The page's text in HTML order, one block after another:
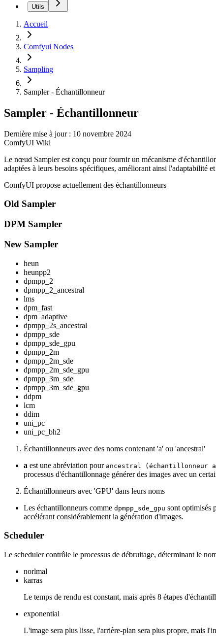
Utils
Accueil
Comfyui Nodes
Sampling
Sampler - Échantillonneur
Sampler - Échantillonneur
Dernière mise à jour : 10 novembre 2024
ComfyUI Wiki
Le nœud Sampler est conçu pour fournir un mécanisme
adaptées à leurs besoins spécifiques, améliorant ainsi l'adaptabilité
ComfyUI propose actuellement des échantillonneurs
Old Sampler
DPM Sampler
New Sampler
heun
heunpp2
dpmpp_2
dpmpp_2_ancestral
lms
dpm_fast
dpm_adaptive
dpmpp_2s_ancestral
dpmpp_sde
dpmpp_sde_gpu
dpmpp_2m
dpmpp_2m_sde
dpmpp_2m_sde_gpu
dpmpp_3m_sde
dpmpp_3m_sde_gpu
ddpm
lcm
ddim
uni_pc
uni_pc_bh2
Échantillonneurs avec des noms contenant 'a' ou 'ancestral'
a est une abréviation pour ancestral (échantillonneur
processus d'échantillonnage générer des images avec un
Échantillonneurs avec 'GPU' dans leurs noms
Les échantillonneurs comme dpmpp_sde_gpu sont optimisés
accélérant considérablement la génération d'images.
Scheduler
Le scheduler contrôle le processus de débruitage, déterminant le
norlmal
karras
Le temps de rendu est constant, mais après 8 étapes
exponential
L'image sera plus lisse, l'arrière-plan sera plus propre, mais